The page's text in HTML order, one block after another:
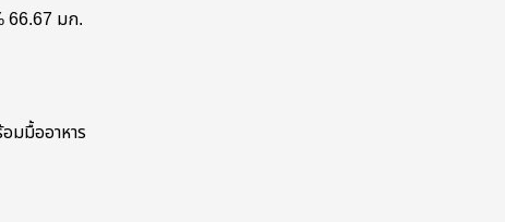
66.67 มก.
มมื้ออาหาร